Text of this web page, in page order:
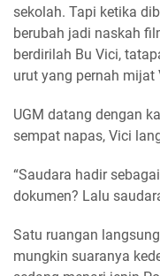
sekolah. Tapi ketika
berubah jadi naskah
berdirilah Bu Vici,
urut yang pernah mijat
UGM datang dengan
sempat napas, Vici
“Saudara hadir
dokumen? Lalu
Satu ruangan
mungkin suaranya